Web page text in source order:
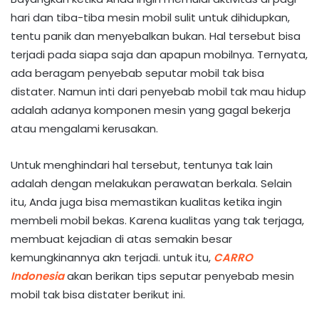
hari dan tiba-tiba mesin mobil sulit untuk dihidupkan,
tentu panik dan menyebalkan bukan. Hal tersebut bisa
terjadi pada siapa saja dan apapun mobilnya. Ternyata,
ada beragam penyebab seputar mobil tak bisa
distater. Namun inti dari penyebab mobil tak mau hidup
adalah adanya komponen mesin yang gagal bekerja
atau mengalami kerusakan.
Untuk menghindari hal tersebut, tentunya tak lain
adalah dengan melakukan perawatan berkala. Selain
itu, Anda juga bisa memastikan kualitas ketika ingin
membeli mobil bekas. Karena kualitas yang tak terjaga,
membuat kejadian di atas semakin besar
kemungkinannya akn terjadi. untuk itu, CARRO
Indonesiaakan berikan tips seputar penyebab mesin
mobil tak bisa distater berikut ini.